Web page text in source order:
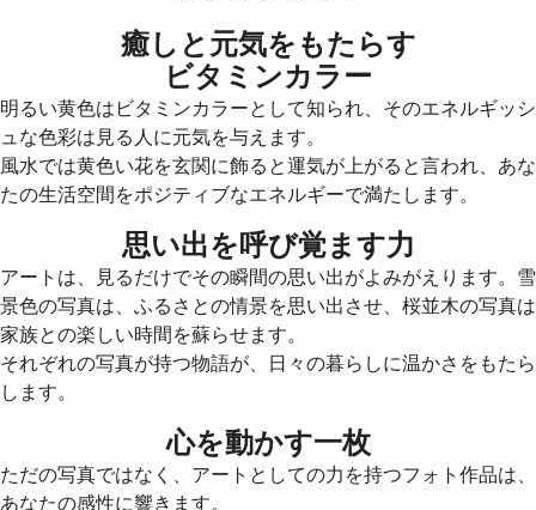
癒しと元気をもたらす
ビタミンカラー
明るい黄色はビタミンカラーとして知られ、そのエネルギッシ
ュな色彩は見る人に元気を与えます。
風水では黄色い花を玄関に飾ると運気が上がると言われ、あな
たの生活空間をポジティブなエネルギーで満たします。
思い出を呼び覚ます力
アートは、見るだけでその瞬間の思い出がよみがえります。雪
景色の写真は、ふるさとの情景を思い出させ、桜並木の写真は
家族との楽しい時間を蘇らせます。
それぞれの写真が持つ物語が、日々の暮らしに温かさをもたら
します。
心を動かす一枚
ただの写真ではなく、アートとしての力を持つフォト作品は、
あなたの感性に響きます。